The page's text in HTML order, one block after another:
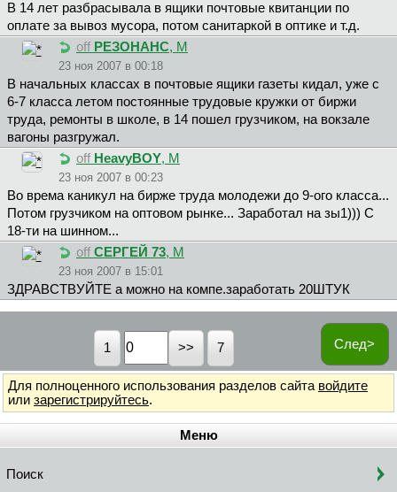
В 14 лет разбрасывала в ящики почтовые квитанции по
оплате за вывоз мусора, потом санитаркой в оптике и т.д.
off РЕЗОНАНС, М
23 ноя 2007 в 00:18
В начальных классах в почтовые ящики газеты кидал, уже с
6-7 класса летом постоянные трудовые кружки от биржи
труда, ремонты в школе, в 14 пошел грузчиком, на вокзале
вагоны разгружал.
off HeavyBOY, М
23 ноя 2007 в 00:23
Во врема каникул на бирже труда молодежи до 9-ого класса...
Потом грузчиком на оптовом рынке... Заработал на зы1))) С
18-ти на шинном...
off CEPГEЙ 73, М
23 ноя 2007 в 15:01
ЗДРАВСТВУЙТЕ а можно на компе.заработать 20ШТУК
След>
1 7
Для полноценного использования разделов сайта войдите
или зарегистрируйтесь.
Меню
Поиск